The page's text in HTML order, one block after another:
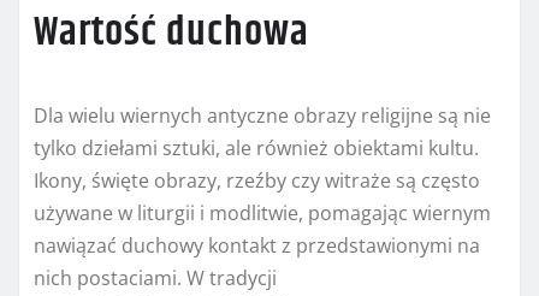
Wartość duchowa
Dla wielu wiernych antyczne obrazy religijne są nie
tylko dziełami sztuki, ale również obiektami kultu.
Ikony, święte obrazy, rzeźby czy witraże są często
używane w liturgii i modlitwie, pomagając wiernym
nawiązać duchowy kontakt z przedstawionymi na
nich postaciami. W tradycji